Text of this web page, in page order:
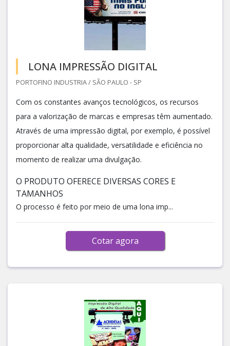
LONA IMPRESSÃO DIGITAL
PORTOFINO INDUSTRIA / SÃO PAULO - SP
Com os constantes avanços tecnológicos, os recursos
para a valorização de marcas e empresas têm aumentado.
Através de uma impressão digital, por exemplo, é possível
proporcionar alta qualidade, versatilidade e eficiência no
momento de realizar uma divulgação.
O PRODUTO OFERECE DIVERSAS CORES E
TAMANHOS
O processo é feito por meio de uma lona imp...
Cotar agora